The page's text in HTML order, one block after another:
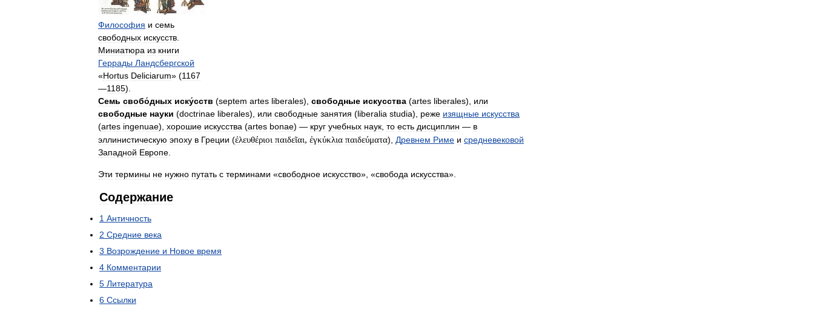
Философия и семь
свободных искусств
Миниатюра из книги
Геррады Ландсбергской
«Hortus Deliciarum» (1167
—1185).
Семь свобо́дных иску́сств (septem artes liberales), свободные искусства (artes liberales), или
свободные науки (doctrinae liberales), или свободные занятия (liberalia studia), реже изящные искусства
(artes ingenuae), хорошие искусства (artes bonae) — круг учебных наук то есть дисциплин — в
эллинистическую эпоху в Греции (ἐλευθέριοι παιδεῖαι, ἐγκύκλια παιδεύματα), Древнем Риме и средневековой
Западной Европе
Эти термины не нужно путать с терминами «свободное искусство», «свобода искусства».
Содержание
1 Античность
2 Средние века
3 Возрождение и Новое время
4 Комментарии
5 Литература
6 Ссылки